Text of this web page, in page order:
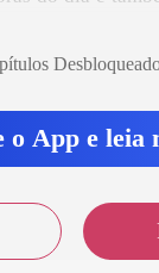
o App e leia